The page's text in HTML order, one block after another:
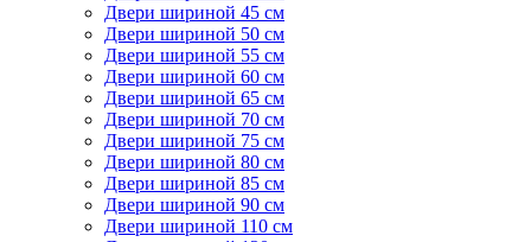
Двери шириной 45 см
Двери шириной 50 см
Двери шириной 55 см
Двери шириной 60 см
Двери шириной 65 см
Двери шириной 70 см
Двери шириной 75 см
Двери шириной 80 см
Двери шириной 85 см
Двери шириной 90 см
Двери шириной 110 см